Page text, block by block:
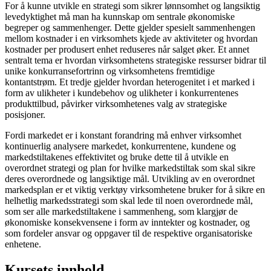
For å kunne utvikle en strategi som sikrer lønnsomhet og langsiktig
levedyktighet må man ha kunnskap om sentrale økonomiske
begreper og sammenhenger. Dette gjelder spesielt sammenhengen
mellom kostnader i en virksomhets kjede av aktiviteter og hvordan
kostnader per produsert enhet reduseres når salget øker. Et annet
sentralt tema er hvordan virksomhetens strategiske ressurser bidrar til
unike konkurransefortrinn og virksomhetens fremtidige
kontantstrøm. Et tredje gjelder hvordan heterogenitet i et marked i
form av ulikheter i kundebehov og ulikheter i konkurrentenes
produkttilbud, påvirker virksomhetenes valg av strategiske
posisjoner.
Fordi markedet er i konstant forandring må enhver virksomhet
kontinuerlig analysere markedet, konkurrentene, kundene og
markedstiltakenes effektivitet og bruke dette til å utvikle en
overordnet strategi og plan for hvilke markedstiltak som skal sikre
deres overordnede og langsiktige mål. Utvikling av en overordnet
markedsplan er et viktig verktøy virksomhetene bruker for å sikre en
helhetlig markedsstrategi som skal lede til noen overordnede mål,
som ser alle markedstiltakene i sammenheng, som klargjør de
økonomiske konsekvensene i form av inntekter og kostnader, og
som fordeler ansvar og oppgaver til de respektive organisatoriske
enhetene.